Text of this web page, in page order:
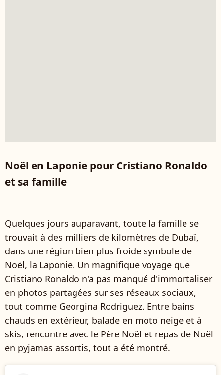
Noël en Laponie pour Cristiano Ronaldo
et sa famille
Quelques jours auparavant, toute la famille se
trouvait à des milliers de kilomètres de Dubaï,
dans une région bien plus froide symbole de
Noël, la Laponie. Un magnifique voyage que
Cristiano Ronaldo n'a pas manqué d'immortaliser
en photos partagées sur ses réseaux sociaux,
tout comme Georgina Rodriguez. Entre bains
chauds en extérieur, balade en moto neige et à
skis, rencontre avec le Père Noël et repas de Noël
en pyjamas assortis, tout a été montré.